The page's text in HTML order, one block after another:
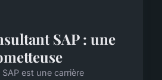
SAP : une
est une carrière